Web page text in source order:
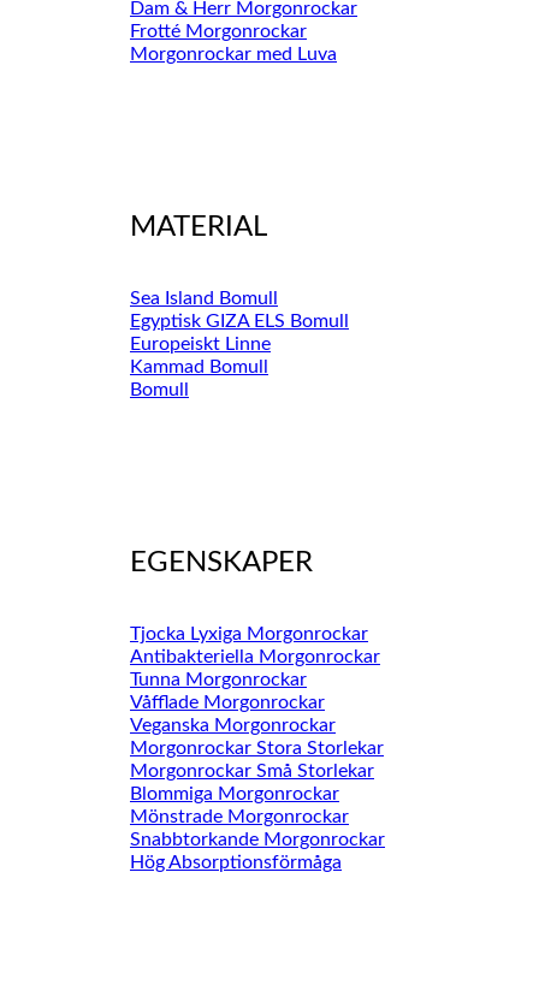
Dam & Herr Morgonrockar
Frotté Morgonrockar
Morgonrockar med Luva
MATERIAL
Sea Island Bomull
Egyptisk GIZA ELS Bomull
Europeiskt Linne
Kammad Bomull
Bomull
EGENSKAPER
Tjocka Lyxiga Morgonrockar
Antibakteriella Morgonrockar
Tunna Morgonrockar
Våfflade Morgonrockar
Veganska Morgonrockar
Morgonrockar Stora Storlekar
Morgonrockar Små Storlekar
Blommiga Morgonrockar
Mönstrade Morgonrockar
Snabbtorkande Morgonrockar
Hög Absorptionsförmåga